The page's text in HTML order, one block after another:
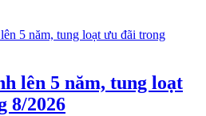
lên 5 năm, tung loạt
8/2026